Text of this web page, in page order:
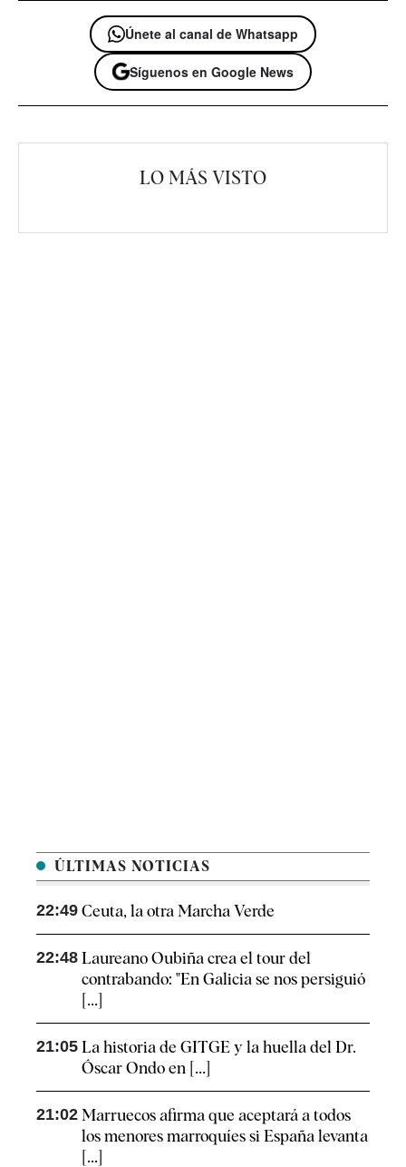
Únete al canal de Whatsapp
Síguenos en Google News
LO MÁS VISTO
ÚLTIMAS NOTICIAS
22:49 Ceuta, la otra Marcha Verde
22:48 Laureano Oubiña crea el tour del
contrabando: "En Galicia se nos persiguió
[...]
21:05 La historia de GITGE y la huella del Dr.
Óscar Ondo en [...]
21:02 Marruecos afirma que aceptará a todos
los menores marroquíes si España levanta
[...]